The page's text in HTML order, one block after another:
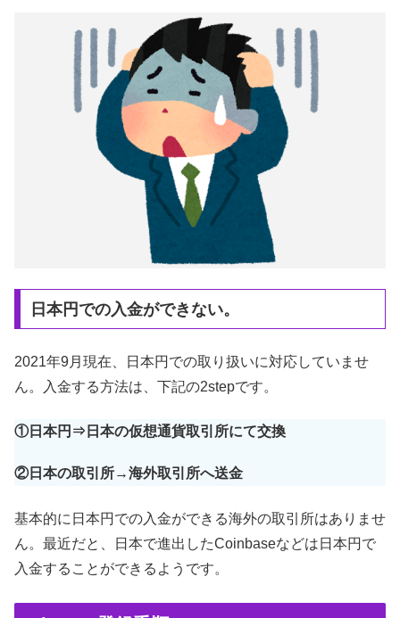
日本円での入金ができない。
2021年9月現在、日本円での取り扱いに対応していませ
ん。入金する方法は、下記の2stepです。
①日本円⇒日本の仮想通貨取引所にて交換
②日本の取引所→海外取引所へ送金
基本的に日本円での入金ができる海外の取引所はありませ
ん。最近だと、日本で進出したCoinbaseなどは日本円で
入金することができるようです。